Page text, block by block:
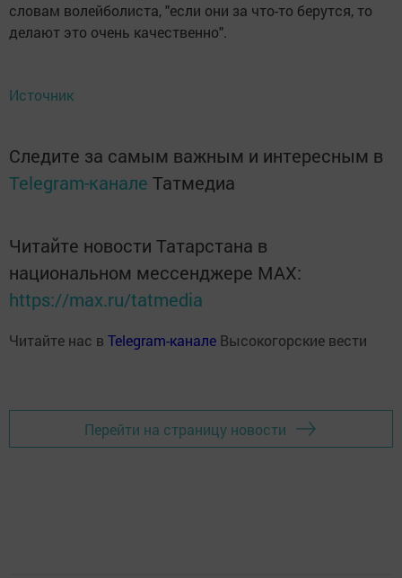
словам волейболиста, "если они за что-то берутся, то
делают это очень качественно".
Источник
Следите за самым важным и интересным в
Telegram-канале Татмедиа
Читайте новости Татарстана в
национальном мессенджере MАХ:
https://max.ru/tatmedia
Читайте нас в Telegram-канале Высокогорские вести
Перейти на страницу новости